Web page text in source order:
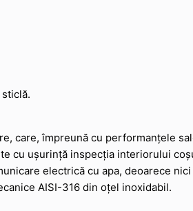
care, împreună cu performanțele
cu ușurință inspecția interiorului
electrică cu apa, deoarece
AISI-316 din oțel inoxidabil.